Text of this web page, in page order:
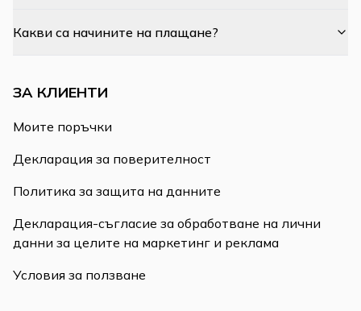
Какви са начините на плащане?
ЗА КЛИЕНТИ
Моите поръчки
Декларация за поверителност
Политика за защита на данните
Декларация-съгласие за обработване на лични
данни за целите на маркетинг и реклама
Условия за ползване